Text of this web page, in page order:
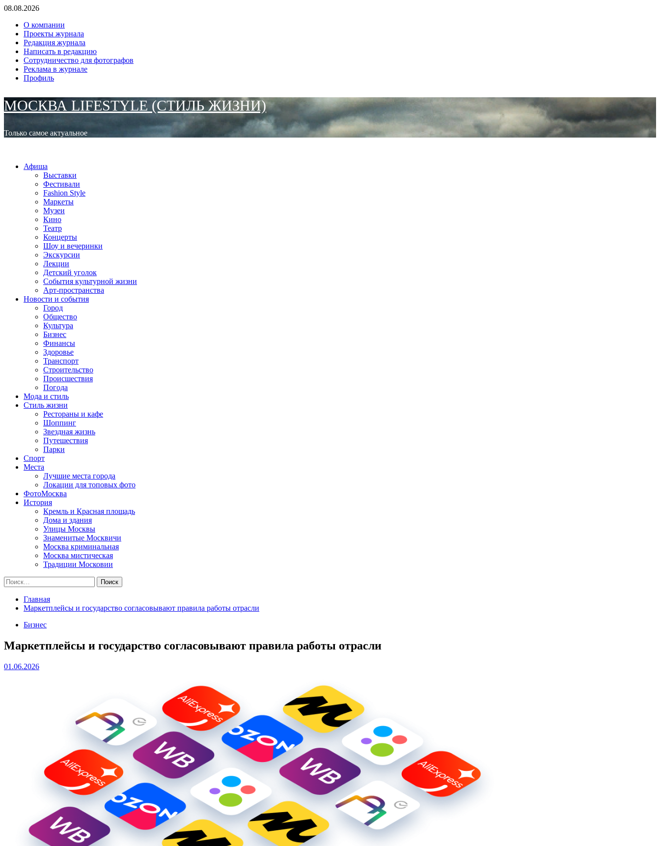
Перейти
содержимому
08.08.2026
О компании
Проекты журнала
Редакция журнала
Написать в редакцию
Сотрудничество для фотографов
Реклама в журнале
Профиль
МОСКВА LIFESTYLE (СТИЛЬ ЖИЗНИ)
Только самое актуальное
Афиша
Выставки
Фестивали
Fashion Style
Маркеты
Музеи
Кино
Театр
Концерты
Шоу и вечеринки
Экскурсии
Лекции
Детский уголок
События культурной жизни
Арт-пространства
Новости и события
Город
Общество
Культура
Бизнес
Финансы
Здоровье
Транспорт
Строительство
Происшествия
Погода
Мода и стиль
Стиль жизни
Рестораны и кафе
Шоппинг
Звездная жизнь
Путешествия
Парки
Спорт
Места
Лучшие места города
Локации для топовых фото
ФотоМосква
История
Кремль и Красная площадь
Дома и здания
Улицы Москвы
Знаменитые Москвичи
Москва криминальная
Москва мистическая
Традиции Московии
Найти:
Главная
Маркетплейсы и государство согласовывают правила работы отрасли
Бизнес
Маркетплейсы и государство согласовывают правила работы отрасли
01.06.2026